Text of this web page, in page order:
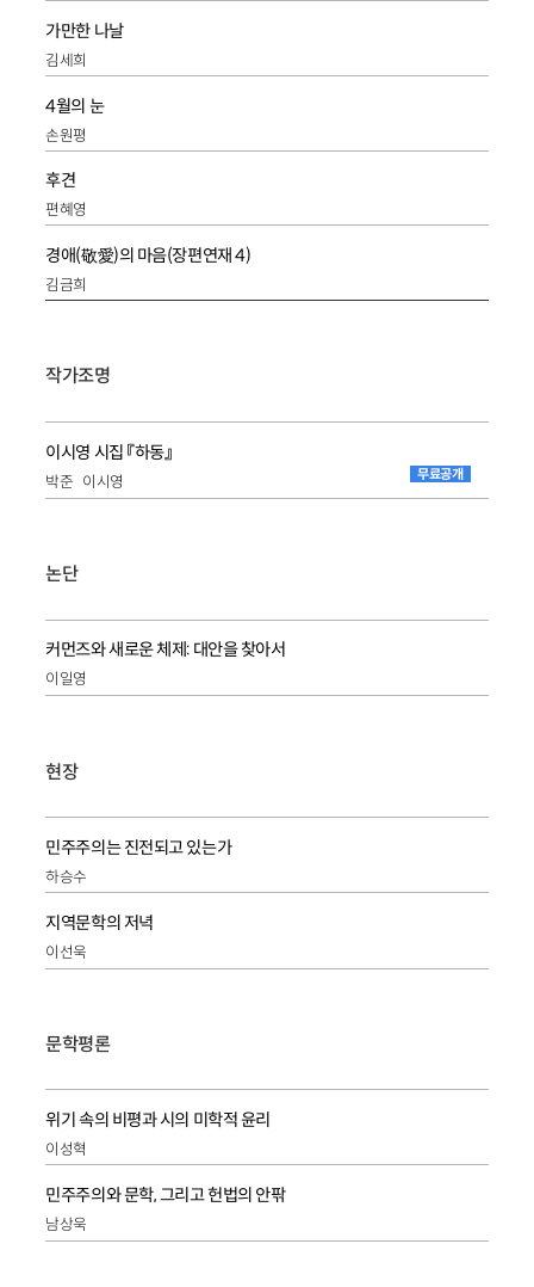
가만한 나날
김세희
4월의 눈
손원평
후견
편혜영
경애(敬愛)의 마음(장편연재 4)
김금희
작가조명
이시영 시집 『하동』
박준 이시영 무료공개
논단
커먼즈와 새로운 체제: 대안을 찾아서
이일영
현장
민주주의는 진전되고 있는가
하승수
지역문학의 저녁
이선욱
문학평론
위기 속의 비평과 시의 미학적 윤리
이성혁
민주주의와 문학, 그리고 헌법의 안팎
남상욱